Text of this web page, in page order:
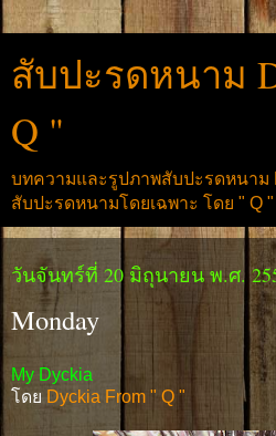
สับปะรดหนาม
Q "
บทความและรูปภาพสับปะรดหนาม
สับปะรดหนามโดยเฉพาะ โดย " Q
วันจันทร์ที่ 20 มิถุนายน พ.ศ.
Monday
My Dyckia
โดย Dyckia From " Q "